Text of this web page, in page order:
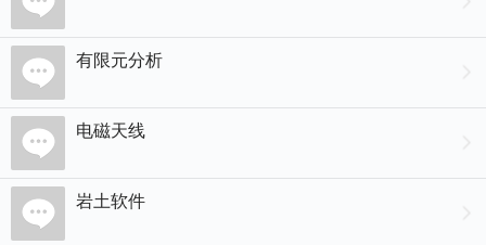
有限元分析
电磁天线
岩土软件